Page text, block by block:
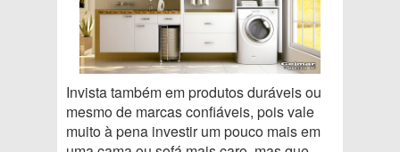
Invista também em produtos duráveis ou
mesmo de marcas confiáveis, pois vale
muito à pena investir um pouco mais em